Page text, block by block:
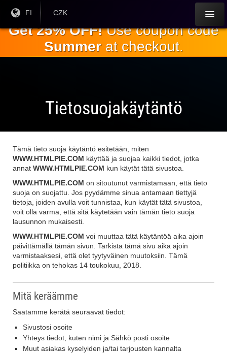
Nykyinen
FI
Nykyinen
CZK
Get 25% OFF!Use coupon code
Summerat checkout.
Tietosuojakäytäntö
Tämä tieto suoja käytäntö esitetään, miten
WWW.HTMLPIE.COM käyttää ja suojaa kaikki tiedot, jotka
annat WWW.HTMLPIE.COM kun käytät tätä sivustoa.
WWW.HTMLPIE.COM on sitoutunut varmistamaan, että tieto
suoja on suojattu. Jos pyydämme sinua antamaan tiettyjä
tietoja, joiden avulla voit tunnistaa, kun käytät tätä sivustoa,
voit olla varma, että sitä käytetään vain tämän tieto suoja
lausunnon mukaisesti.
WWW.HTMLPIE.COM voi muuttaa tätä käytäntöä aika ajoin
päivittämällä tämän sivun. Tarkista tämä sivu aika ajoin
varmistaaksesi, että olet tyytyväinen muutoksiin. Tämä
politiikka on tehokas 14 toukokuu, 2018.
Mitä keräämme
Saatamme kerätä seuraavat tiedot:
Sivustosi osoite
Yhteys tiedot, kuten nimi ja Sähkö posti osoite
Muut asiakas kyselyiden ja/tai tarjousten kannalta